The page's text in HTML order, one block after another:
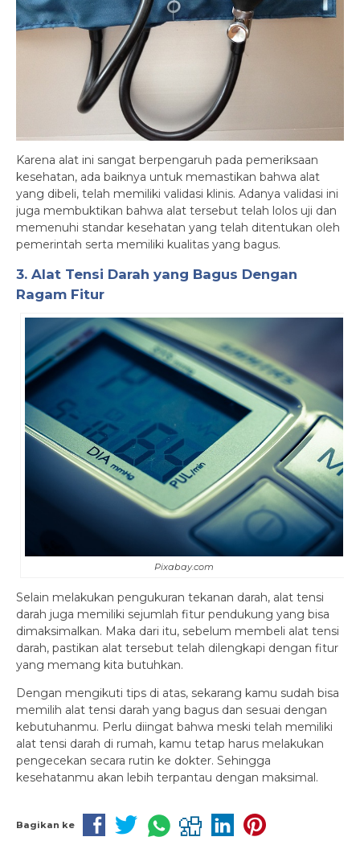
Karena alat ini sangat berpengaruh pada pemeriksaan
kesehatan, ada baiknya untuk memastikan bahwa alat
yang dibeli, telah memiliki validasi klinis. Adanya validasi ini
juga membuktikan bahwa alat tersebut telah lolos uji dan
memenuhi standar kesehatan yang telah ditentukan oleh
pemerintah serta memiliki kualitas yang bagus.
3. Alat Tensi Darah yang Bagus Dengan
Ragam Fitur
Pixabay.com
Selain melakukan pengukuran tekanan darah, alat tensi
darah juga memiliki sejumlah fitur pendukung yang bisa
dimaksimalkan. Maka dari itu, sebelum membeli alat tensi
darah, pastikan alat tersebut telah dilengkapi dengan fitur
yang memang kita butuhkan.
Dengan mengikuti tips di atas, sekarang kamu sudah bisa
memilih alat tensi darah yang bagus dan sesuai dengan
kebutuhanmu. Perlu diingat bahwa meski telah memiliki
alat tensi darah di rumah, kamu tetap harus melakukan
pengecekan secara rutin ke dokter. Sehingga
kesehatanmu akan lebih terpantau dengan maksimal.
Bagikan ke